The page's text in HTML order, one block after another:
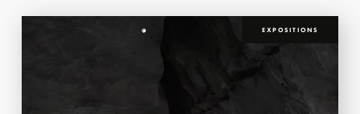
EXPOSITIONS